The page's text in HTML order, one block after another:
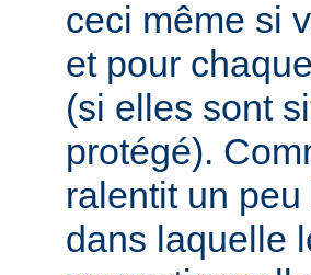
ceci même si
et pour
(si elles sont
protégé).
ralentit un
dans laquelle